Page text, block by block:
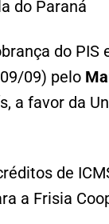
do Paraná
do PIS
09) pelo
a favor da
de
a Frisia